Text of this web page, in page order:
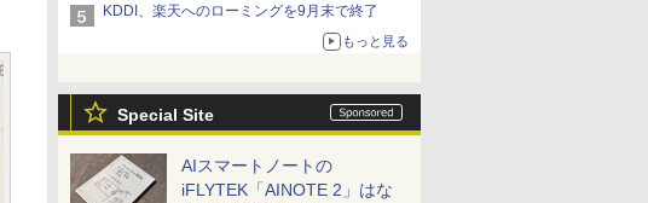
KDDI、楽天へのローミングを9月末で終了
もっと見る
Special Site
AIスマートノートの
iFLYTEK「AINOTE 2」はな